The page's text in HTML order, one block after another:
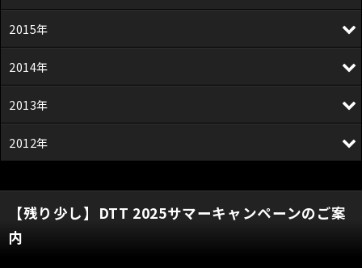
【残り少し】DTT 2025サマーキャンペーンのご案
内
2015年
2014年
2013年
2012年